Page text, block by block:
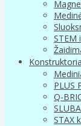
STEM
PLUS
Q-
STAX